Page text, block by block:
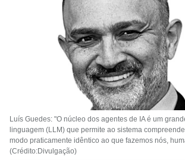
Luís Guedes: "O núcleo dos agentes de IA é um
linguagem (LLM) que permite ao sistema
modo praticamente idêntico ao que fazemos nós,
(Crédito:Divulgação)